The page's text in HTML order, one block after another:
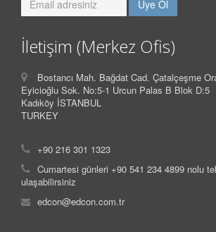
İletişim (Merkez Ofis)
Bostancı Mah. Bağdat Cad. Çatalçeşme
Eyicioğlu Sok. No:5-1 Urcun Palas B Blok D:5
Kadıköy İSTANBUL
TURKEY
+90 216 301 1323
Cumartesi günleri +90 541 234 4899 nolu
ulaşabilirsiniz
edcon@edcon.com.tr